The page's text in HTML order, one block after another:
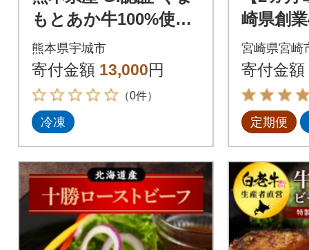
もとあか牛100%使用
くまもとあか牛ハン
バーグ 150g×6(宇城
市)
熊本県宇城市
寄付金額 13,000円
（0件）
冷凍
崎県創
宮崎県
23kg)全
宮崎県宮崎
寄付金額
定期便